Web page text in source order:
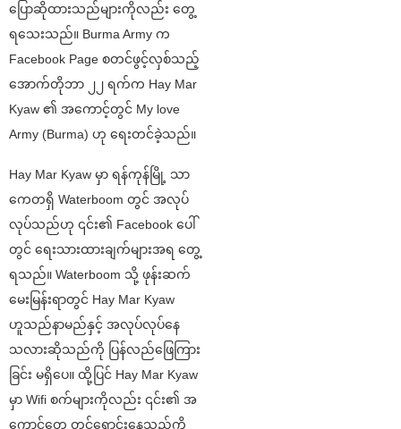
ပြောဆိုထားသည်များကိုလည်း တွေ့
ရသေးသည်။ Burma Army က
Facebook Page စတင်ဖွင့်လှစ်သည့်
အောက်တိုဘာ ၂၂ ရက်က Hay Mar
Kyaw ၏ အကောင့်တွင် My love
Army (Burma) ဟု ရေးတင်ခဲ့သည်။
Hay Mar Kyaw မှာ ရန်ကုန်မြို့ သာ
ကေတရှိ Waterboom တွင် အလုပ်
လုပ်သည်ဟု ၎င်း၏ Facebook ပေါ်
တွင် ရေးသားထားချက်များအရ တွေ့
ရသည်။ Waterboom သို့ ဖုန်းဆက်
မေးမြန်းရာတွင် Hay Mar Kyaw
ဟူသည်နာမည်နှင့် အလုပ်လုပ်နေ
သလားဆိုသည်ကို ပြန်လည်ဖြေကြား
ခြင်း မရှိပေ။ ထို့ပြင် Hay Mar Kyaw
မှာ Wifi စက်များကိုလည်း ၎င်း၏ အ
ကောင့်တွေ တင်ရောင်းနေသည်ကို